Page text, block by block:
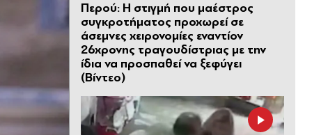
Περού: Η στιγμή που μαέστρος
συγκροτήματος προχωρεί σε
άσεμνες χειρονομίες εναντίον
26χρονης τραγουδίστριας με την
ίδια να προσπαθεί να ξεφύγει
(Βίντεο)